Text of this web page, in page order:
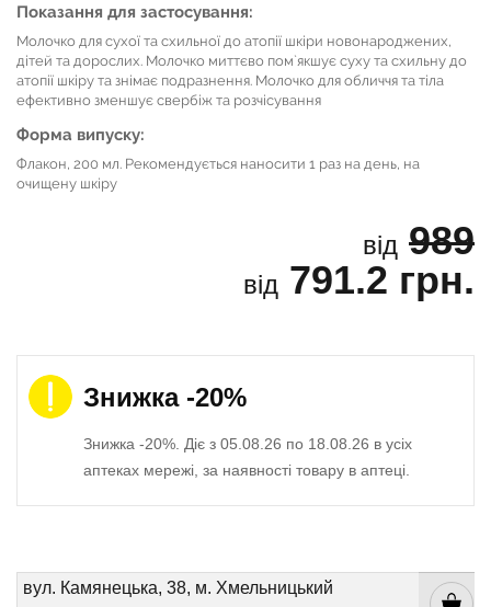
Показання для застосування:
Молочко для сухої та схильної до атопії шкіри новонароджених,
дітей та дорослих. Молочко миттєво пом`якшує суху та схильну до
атопії шкіру та знімає подразнення. Молочко для обличчя та тіла
ефективно зменшує свербіж та розчісування
Форма випуску:
Флакон, 200 мл. Рекомендується наносити 1 раз на день, на
очищену шкіру
від 989
від 791.2 грн.
Знижка -20%
Знижка -20%. Діє з 05.08.26 по 18.08.26 в усіх
аптеках мережі, за наявності товару в аптеці.
вул. Камянецька, 38, м. Хмельницький